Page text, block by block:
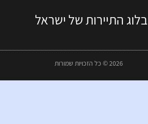
בלוג התיירות של ישראל
2026 © כל הזכויות שמורות